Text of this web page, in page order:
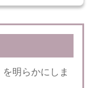
明らかにしま